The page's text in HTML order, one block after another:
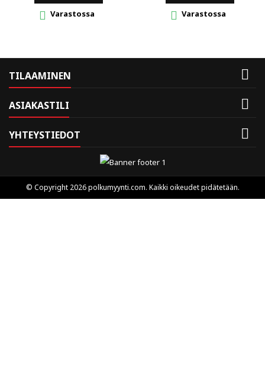
 Varastossa  Varastossa
TILAAMINEN 
ASIAKASTILI 
YHTEYSTIEDOT 
© Copyright 2026 polkumyynti.com. Kaikki oikeudet pidätetään.